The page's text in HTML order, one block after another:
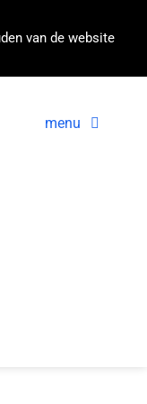
van de website
menu